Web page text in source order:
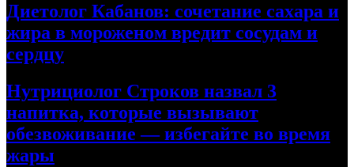
Диетолог Кабанов: сочетание сахара и
жира в мороженом вредит сосудам и
сердцу
Нутрициолог Строков назвал 3
напитка, которые вызывают
обезвоживание — избегайте во время
жары